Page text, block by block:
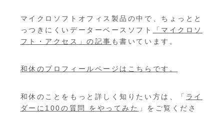
マイクロソフトオフィス製品の中で、ちょっとと
っつきにくいデーターベースソフト
「マイクロソ
フト・アクセス」の記事 も書いています。
和休のプロフィールページはこちらです。
和休のことをもっと詳しく知りたい方は、「 ライ
ダーに100の質問 をやってみた
」をご覧くださ